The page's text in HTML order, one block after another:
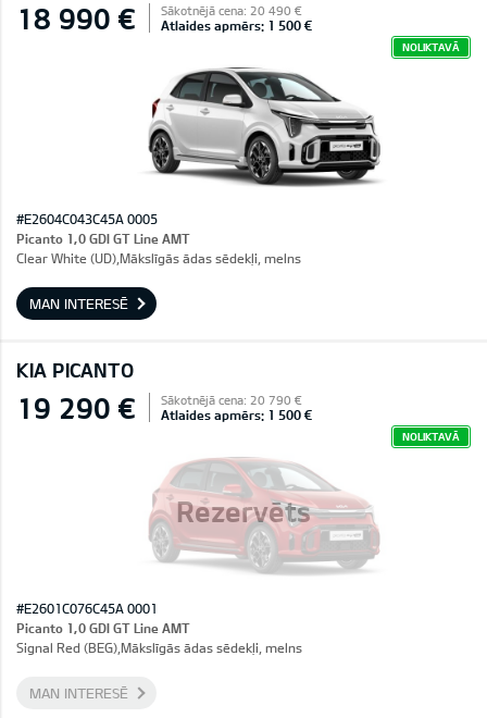
18 990 € Sākotnējā cena: 20 490 €
Atlaides apmērs: 1 500 €
NOLIKTAVĀ
#E2604C043C45A 0005
Picanto 1,0 GDI GT Line AMT
Clear White (UD),Mākslīgās ādas sēdekļi, melns
MAN INTERESĒ
KIA PICANTO
Rezervēts
19 290 € Sākotnējā cena: 20 790 €
Atlaides apmērs: 1 500 €
NOLIKTAVĀ
#E2601C076C45A 0001
Picanto 1,0 GDI GT Line AMT
Signal Red (BEG),Mākslīgās ādas sēdekļi, melns
MAN INTERESĒ